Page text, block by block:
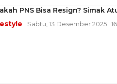
PNS Bisa Resign? Simak
| Sabtu, 13 Desember 2025 |